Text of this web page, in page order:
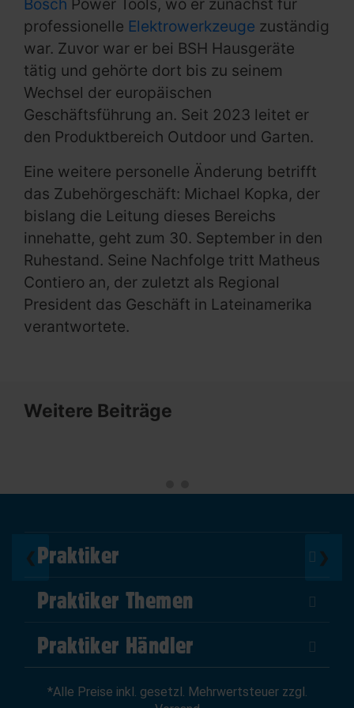
professionelle Elektrowerkzeuge zuständig
war. Zuvor war er bei BSH Hausgeräte
tätig und gehörte dort bis zu seinem
Wechsel der europäischen
Geschäftsführung an. Seit 2023 leitet er
den Produktbereich Outdoor und Garten.
Eine weitere personelle Änderung betrifft
das Zubehörgeschäft: Michael Kopka, der
bislang die Leitung dieses Bereichs
innehatte, geht zum 30. September in den
Ruhestand. Seine Nachfolge tritt Matheus
Contiero an, der zuletzt als Regional
President das Geschäft in Lateinamerika
verantwortete.
Weitere Beiträge
❮ ❯
Praktiker
Über Uns
Impressum
AGB
Widerrufsrecht
Praktiker Themen
DIY Helden
Marktplatz
Praktiker Händler
Zum Händler-Login
*Alle Preise inkl. gesetzl. Mehrwertsteuer zzgl.